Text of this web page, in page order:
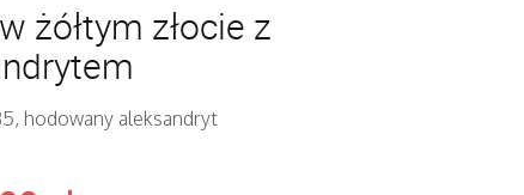
żółtym złocie z
hodowany aleksandryt